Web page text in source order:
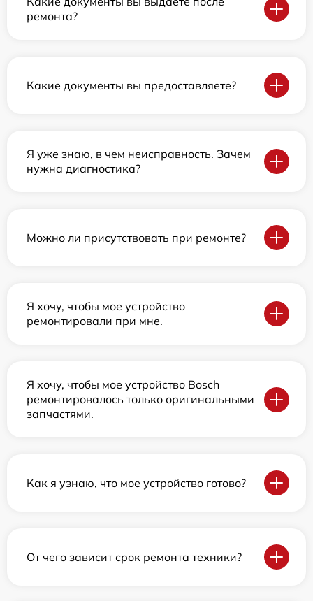
ремонта?
Какие документы вы предоставляете?
Я уже знаю, в чем неисправность. Зачем
нужна диагностика?
Можно ли присутствовать при ремонте?
Я хочу, чтобы мое устройство
ремонтировали при мне.
Я хочу, чтобы мое устройство Bosch
ремонтировалось только оригинальными
запчастями.
Как я узнаю, что мое устройство готово?
От чего зависит срок ремонта техники?